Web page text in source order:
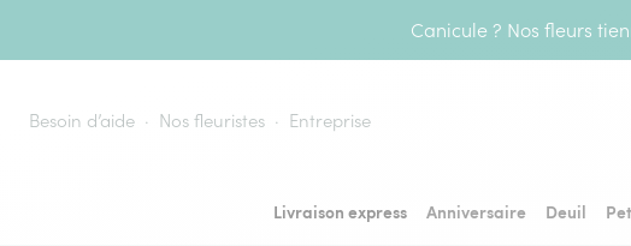
Canicule ? Nos fleurs
Besoin d’aide Nos fleuristes Entreprise
Livraison express Anniversaire Deuil